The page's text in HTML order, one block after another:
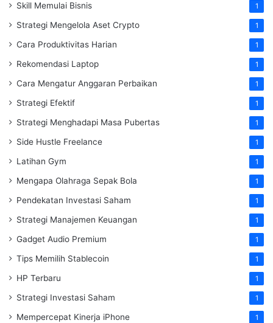
Skill Memulai Bisnis 1
Strategi Mengelola Aset Crypto 1
Cara Produktivitas Harian 1
Rekomendasi Laptop 1
Cara Mengatur Anggaran Perbaikan 1
Strategi Efektif 1
Strategi Menghadapi Masa Pubertas 1
Side Hustle Freelance 1
Latihan Gym 1
Mengapa Olahraga Sepak Bola 1
Pendekatan Investasi Saham 1
Strategi Manajemen Keuangan 1
Gadget Audio Premium 1
Tips Memilih Stablecoin 1
HP Terbaru 1
Strategi Investasi Saham 1
Mempercepat Kinerja iPhone 1